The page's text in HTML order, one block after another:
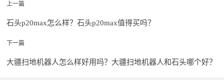
上一篇
石头p20max怎么样？石头p20max值得买吗？
下一篇
大疆扫地机器人怎么样好用吗？大疆扫地机器人和石头哪个好？